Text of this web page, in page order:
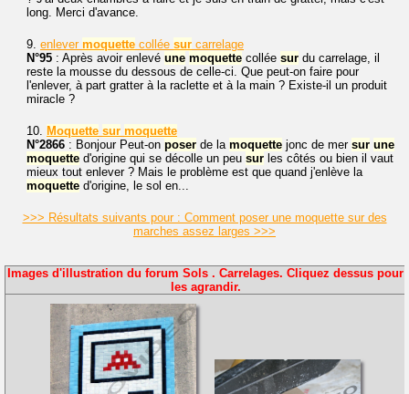
long. Merci d'avance.
9. enlever moquette collée sur carrelage
N°95 : Après avoir enlevé une moquette collée sur du carrelage, il
reste la mousse du dessous de celle-ci. Que peut-on faire pour
l'enlever, à part gratter à la raclette et à la main ? Existe-il un produit
miracle ?
10. Moquette sur moquette
N°2866 : Bonjour Peut-on poser de la moquette jonc de mer sur une
moquette d'origine qui se décolle un peu sur les côtés ou bien il vaut
mieux tout enlever ? Mais le problème est que quand j'enlève la
moquette d'origine, le sol en...
>>> Résultats suivants pour : Comment poser une moquette sur des
marches assez larges >>>
Images d'illustration du forum Sols . Carrelages. Cliquez dessus pour
les agrandir.